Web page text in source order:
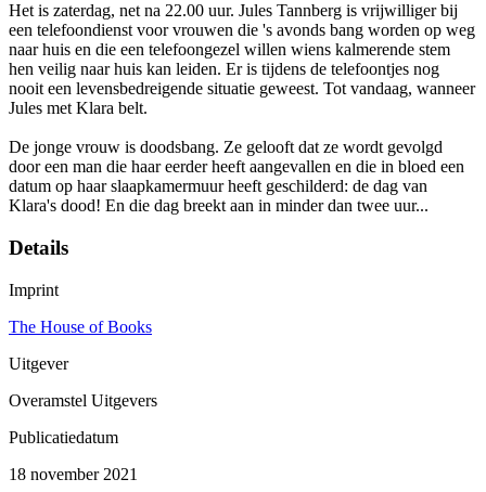
Het is zaterdag, net na 22.00 uur. Jules Tannberg is vrijwilliger bij
een telefoondienst voor vrouwen die 's avonds bang worden op weg
naar huis en die een telefoongezel willen wiens kalmerende stem
hen veilig naar huis kan leiden. Er is tijdens de telefoontjes nog
nooit een levensbedreigende situatie geweest. Tot vandaag, wanneer
Jules met Klara belt.
De jonge vrouw is doodsbang. Ze gelooft dat ze wordt gevolgd
door een man die haar eerder heeft aangevallen en die in bloed een
datum op haar slaapkamermuur heeft geschilderd: de dag van
Klara's dood! En die dag breekt aan in minder dan twee uur...
Details
Imprint
The House of Books
Uitgever
Overamstel Uitgevers
Publicatiedatum
18 november 2021